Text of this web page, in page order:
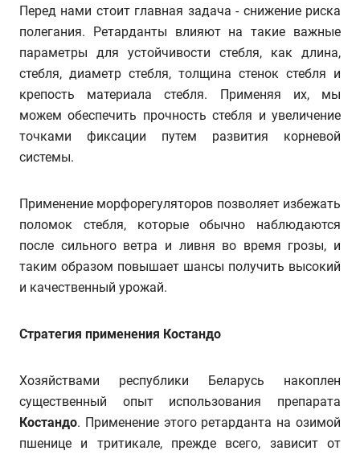
Перед нами стоит главная задача - снижение риска
полегания. Ретарданты влияют на такие важные
параметры для устойчивости стебля, как длина,
стебля, диаметр стебля, толщина стенок стебля и
крепость материала стебля. Применяя их, мы
можем обеспечить прочность стебля и увеличение
точками фиксации путем развития корневой
системы.
Применение морфорегуляторов позволяет избежать
поломок стебля, которые обычно наблюдаются
после сильного ветра и ливня во время грозы, и
таким образом повышает шансы получить высокий
и качественный урожай.
Стратегия применения Костандо
Хозяйствами республики Беларусь накоплен
существенный опыт использования препарата
Костандо. Применение этого ретарданта на озимой
пшенице и тритикале, прежде всего, зависит от